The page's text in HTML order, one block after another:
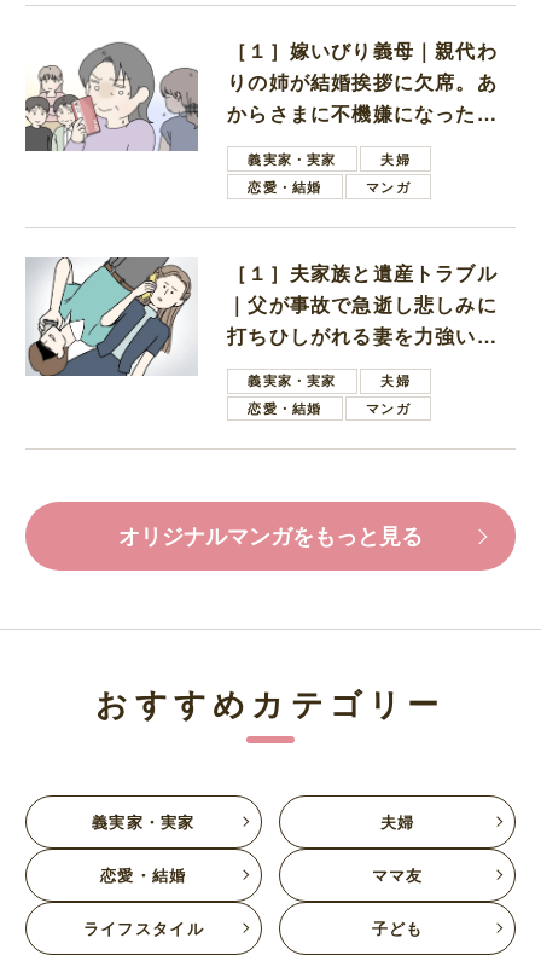
［１］嫁いびり義母｜親代わ
りの姉が結婚挨拶に欠席。あ
からさまに不機嫌になった義
母義実家・実家
夫婦
恋愛・結婚
マンガ
［１］夫家族と遺産トラブル
｜父が事故で急逝し悲しみに
打ちひしがれる妻を力強い言
葉で励ます夫
義実家・実家
夫婦
恋愛・結婚
マンガ
オリジナルマンガをもっと見る
おすすめカテゴリー
義実家・実家 夫婦
恋愛・結婚 ママ友
ライフスタイル 子ども